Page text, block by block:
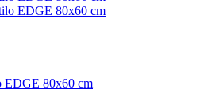
EDGE 80x60 cm